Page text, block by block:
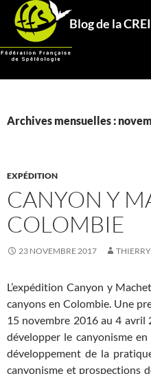
Aller
contenu
Recherche
Archives mensuelles :
EXPÉDITION
CANYON Y
COLOMBIE
23 NOVEMBRE 2017 THIERRY
L’expédition Canyon y
canyons en Colombie. Une
15 novembre 2016 au 4 avril
développer le canyonisme
développement de la
canyonisme et prospections